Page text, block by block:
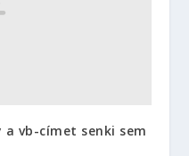
vb-címet senki sem